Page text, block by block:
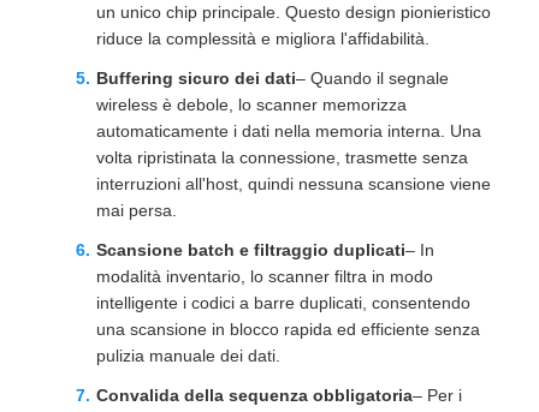
un unico chip principale. Questo design pionieristico
riduce la complessità e migliora l'affidabilità.
Buffering sicuro dei dati– Quando il segnale
wireless è debole, lo scanner memorizza
automaticamente i dati nella memoria interna. Una
volta ripristinata la connessione, trasmette senza
interruzioni all'host, quindi nessuna scansione viene
mai persa.
Scansione batch e filtraggio duplicati– In
modalità inventario, lo scanner filtra in modo
intelligente i codici a barre duplicati, consentendo
una scansione in blocco rapida ed efficiente senza
pulizia manuale dei dati.
Convalida della sequenza obbligatoria– Per i